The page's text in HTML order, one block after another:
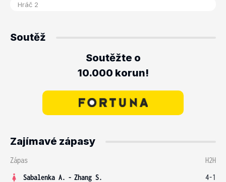
Soutěž
Soutěžte o
10.000 korun!
Zajímavé zápasy
Zápas
H2H
Sabalenka A. - Zhang S.
4-1